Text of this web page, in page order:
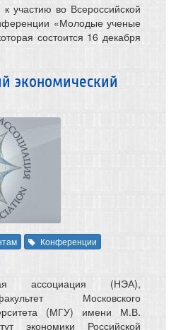
участию во Всероссийской
«Молодые ученые
состоится 16 декабря
экономический
Конференции
ассоциация (НЭА),
Московского
(МГУ) имени М.В.
экономики Российской